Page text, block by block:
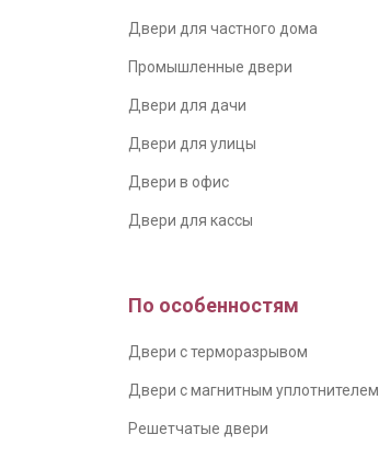
Двери для частного дома
Промышленные двери
Двери для дачи
Двери для улицы
Двери в офис
Двери для кассы
По особенностям
Двери с терморазрывом
Двери с магнитным уплотнителем
Решетчатые двери